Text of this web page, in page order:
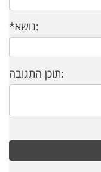
*נושא:
תוכן התגובה: